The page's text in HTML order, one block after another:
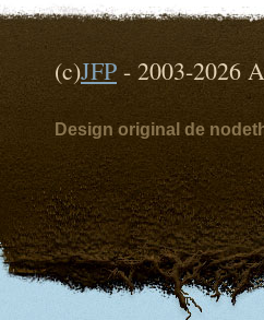
(c)JFP - 2003-
Design original de